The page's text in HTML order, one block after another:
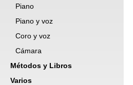
Piano
Piano y voz
Coro y voz
Cámara
Métodos y Libros
Varios